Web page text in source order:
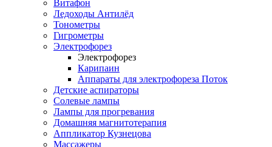
Витафон
Ледоходы Антилёд
Тонометры
Гигрометры
Электрофорез
Электрофорез
Карипаин
Аппараты для электрофореза Поток
Детские аспираторы
Солевые лампы
Лампы для прогревания
Домашняя магнитотерапия
Аппликатор Кузнецова
Массажеры